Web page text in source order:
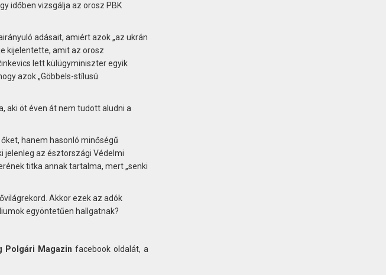
időben vizsgálja az orosz PBK
adásait, amiért azok „az ukrán
kijelentette, amit az orosz
lett külügyminiszter egyik
azok „Göbbels-stílusú
aki öt éven át nem tudott aludni a
hanem hasonló minőségű
jelenleg az észtországi Védelmi
titka annak tartalma, mert „senki
Akkor ezek az adók
egyöntetűen hallgatnak?
Polgári Magazin facebook oldalát, a